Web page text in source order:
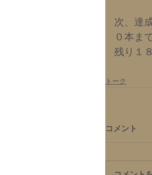
次、達
０本ま
残り１
トーク
コメント